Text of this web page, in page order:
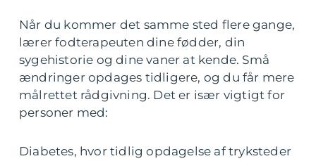
Når du kommer det samme sted flere gange,
lærer fodterapeuten dine fødder, din
sygehistorie og dine vaner at kende. Små
ændringer opdages tidligere, og du får mere
målrettet rådgivning. Det er især vigtigt for
personer med:
Diabetes, hvor tidlig opdagelse af tryksteder